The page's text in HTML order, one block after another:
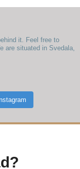
it. Feel free to
are situated in Svedala,